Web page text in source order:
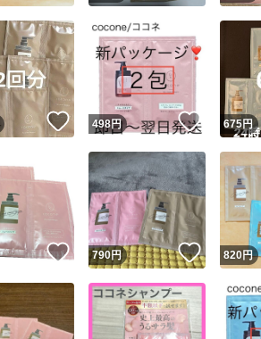
いいね！
498円 いいね！
675円
いいね！
790円 いいね！
820円